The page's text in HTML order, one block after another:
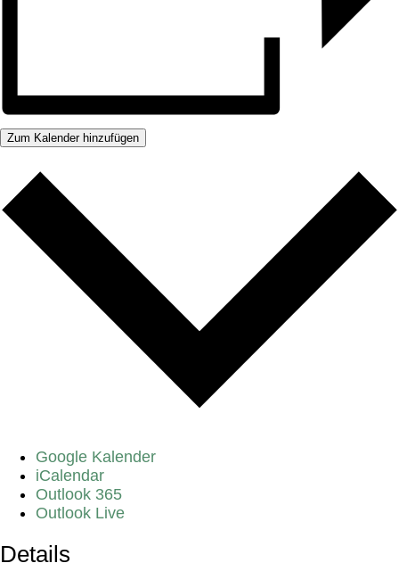
Zum Kalender hinzufügen
Google Kalender
iCalendar
Outlook 365
Outlook Live
Details